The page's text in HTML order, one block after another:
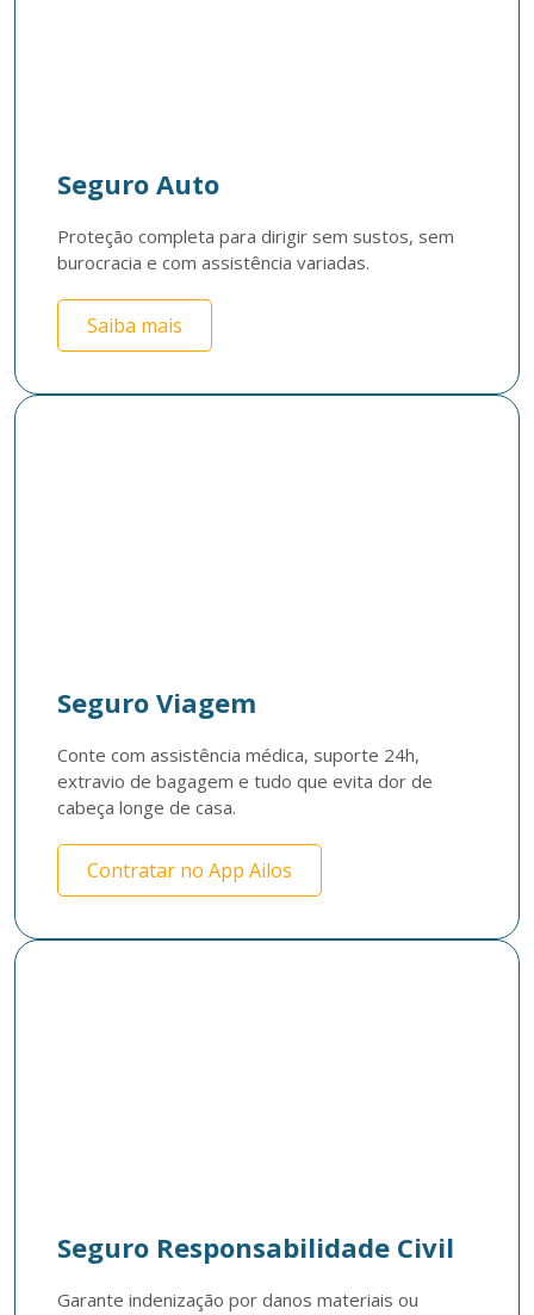
Seguro Auto
Proteção completa para dirigir sem sustos, sem
burocracia e com assistência variadas.
Saiba mais
Seguro Viagem
Conte com assistência médica, suporte 24h,
extravio de bagagem e tudo que evita dor de
cabeça longe de casa.
Contratar no App Ailos
Seguro Responsabilidade Civil
Garante indenização por danos materiais ou